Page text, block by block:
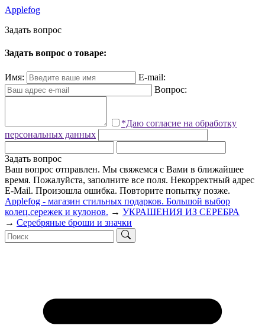
Applefog
Задать вопрос
Задать вопрос о товаре:
Имя:
E-mail:
Вопрос:
*Даю согласие на обработку
персональных данных
Задать вопрос
Ваш вопрос отправлен. Мы свяжемся с Вами в ближайшее
время. Пожалуйста, заполните все поля. Некорректный адрес
E-Mail. Произошла ошибка. Повторите попытку позже.
Applefog - магазин стильных подарков. Большой выбор
колец,сережек и кулонов. → УКРАШЕНИЯ ИЗ СЕРЕБРА
→ Серебряные броши и значки